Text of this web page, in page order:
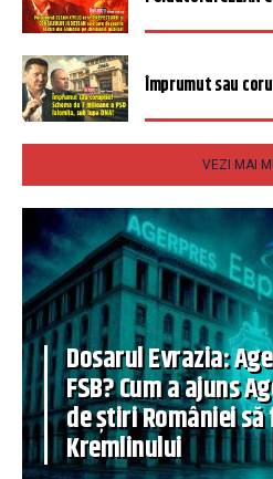
Împrumut sau
VEZI MAI
Dosarul Evrazia:
FSB? Cum a ajuns
de știri României
Kremlinului